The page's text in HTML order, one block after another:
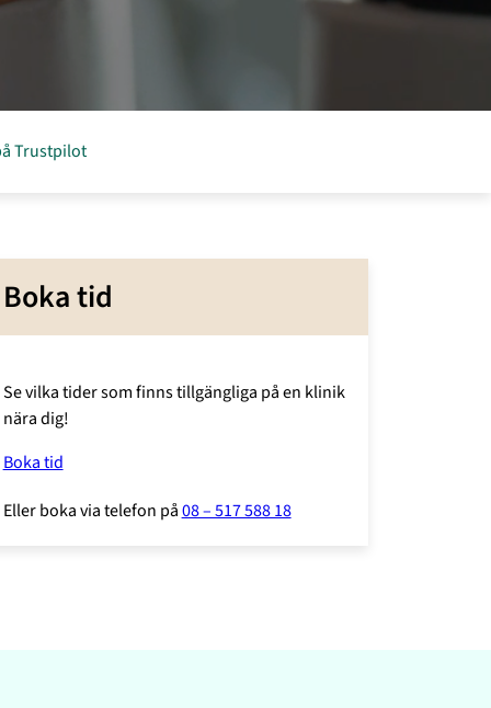
Trustpilot
Boka tid
Se vilka tider som finns tillgängliga på en klinik
nära dig!
Boka tid
Eller boka via telefon på08 – 517 588 18